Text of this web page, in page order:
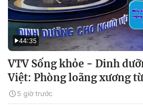
44:35
VTV Sống khỏe - Dinh
Việt: Phòng loãng xương
5 giờ trước